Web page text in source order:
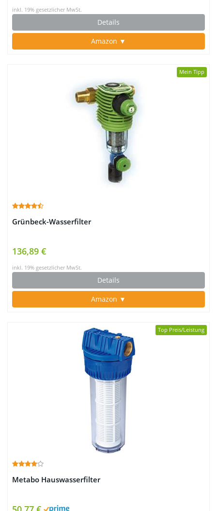
inkl. 19% gesetzlicher MwSt.
Details
Amazon ▼
Mein Tipp
Grünbeck-Wasserfilter
136,89 €
inkl. 19% gesetzlicher MwSt.
Details
Amazon ▼
Top Preis/Leistung
Metabo Hauswasserfilter